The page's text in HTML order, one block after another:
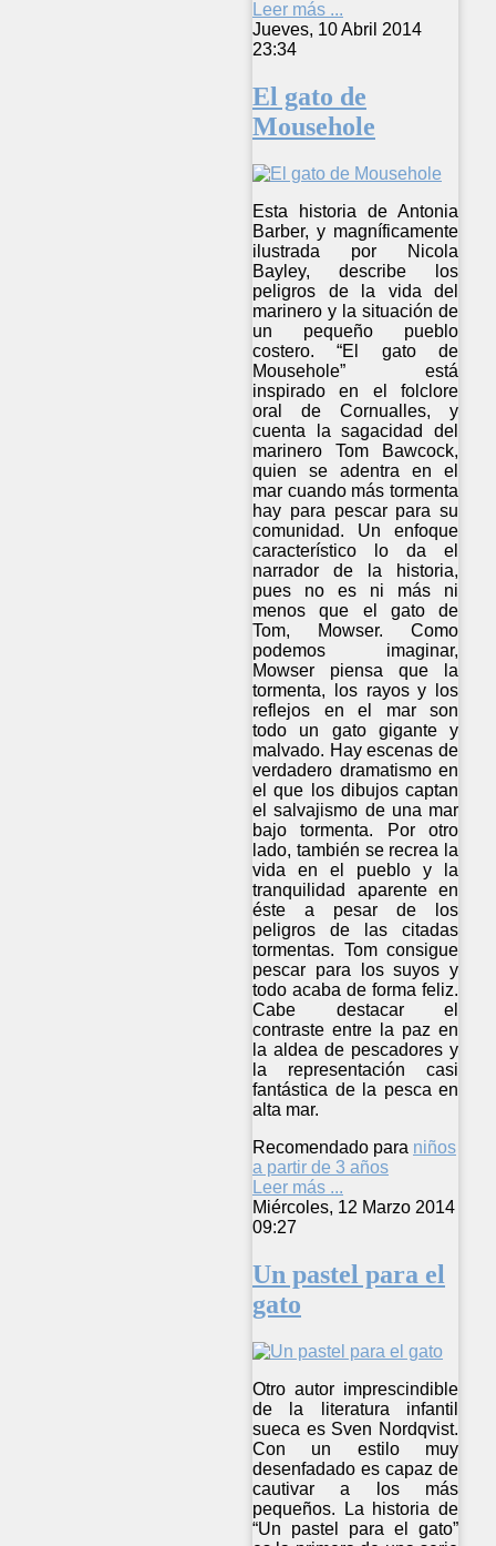
Leer más ...
Jueves, 10 Abril 2014
23:34
El gato de
Mousehole
Esta historia de Antonia
Barber, y magníficamente
ilustrada por Nicola
Bayley, describe los
peligros de la vida del
marinero y la situación de
un pequeño pueblo
costero. “El gato de
Mousehole” está
inspirado en el folclore
oral de Cornualles, y
cuenta la sagacidad del
marinero Tom Bawcock,
quien se adentra en el
mar cuando más tormenta
hay para pescar para su
comunidad. Un enfoque
característico lo da el
narrador de la historia,
pues no es ni más ni
menos que el gato de
Tom, Mowser. Como
podemos imaginar,
Mowser piensa que la
tormenta, los rayos y los
reflejos en el mar son
todo un gato gigante y
malvado. Hay escenas de
verdadero dramatismo en
el que los dibujos captan
el salvajismo de una mar
bajo tormenta. Por otro
lado, también se recrea la
vida en el pueblo y la
tranquilidad aparente en
éste a pesar de los
peligros de las citadas
tormentas. Tom consigue
pescar para los suyos y
todo acaba de forma feliz.
Cabe destacar el
contraste entre la paz en
la aldea de pescadores y
la representación casi
fantástica de la pesca en
alta mar.
Recomendado para niños
a partir de 3 años
Leer más ...
Miércoles, 12 Marzo 2014
09:27
Un pastel para el
gato
Otro autor imprescindible
de la literatura infantil
sueca es Sven Nordqvist.
Con un estilo muy
desenfadado es capaz de
cautivar a los más
pequeños. La historia de
“Un pastel para el gato”